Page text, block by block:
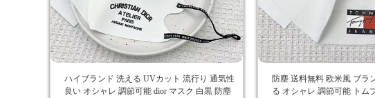
ハイブランド 洗える UVカット 流行り 通気性
良い オシャレ 調節可能 dior マスク 白黒 防塵
防塵 送料無料 欧米風 ブラ
る オシャレ 調節可能 トム